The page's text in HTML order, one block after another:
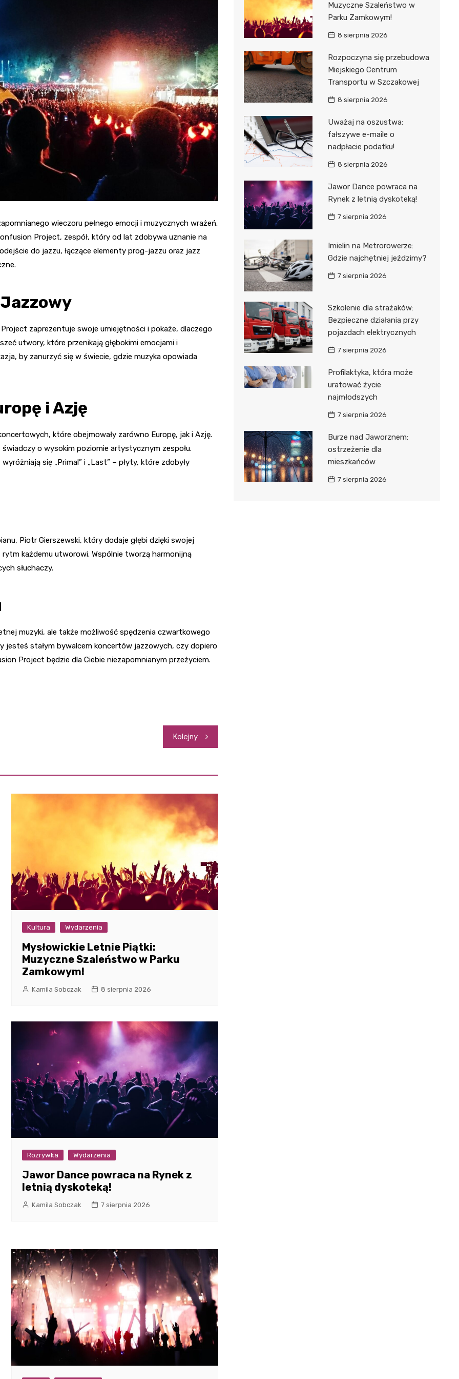
Serca Pana Jezusa
Kaplica św. Jana
Chrzciciela
Promenada nad Przemszą
Katowicach
wieczoru pełnego emocji i muzycznych wrażeń.
Project, zespół, który od lat zdobywa uznanie na
do jazzu, łączące elementy prog-jazzu oraz jazz
zaprezentuje swoje umiejętności i pokaże, dlaczego
utwory, które przenikają głębokimi emocjami i
by zanurzyć się w świecie, gdzie muzyka opowiada
i Azję
które obejmowały zarówno Europę, jak i Azję.
o wysokim poziomie artystycznym zespołu.
się „Primal” i „Last” – płyty, które zdobyły
Piotr Gierszewski, który dodaje głębi dzięki swojej
każdemu utworowi. Wspólnie tworzą harmonijną
słuchaczy.
muzyki, ale także możliwość spędzenia czwartkowego
stałym bywalcem koncertów jazzowych, czy dopiero
Project będzie dla Ciebie niezapomnianym przeżyciem.
Kolejny
Kultura Wydarzenia
Mysłowickie Letnie Piątki:
Muzyczne Szaleństwo w Parku
Zamkowym!
Kamila Sobczak 8 sierpnia 2026
Rozrywka Wydarzenia
Jawor Dance powraca na Rynek z
letnią dyskoteką!
Kamila Sobczak 7 sierpnia 2026
Muzyczne Szaleństwo w
Parku Zamkowym!
8 sierpnia 2026
Rozpoczyna się przebudowa
Miejskiego Centrum
Transportu w Szczakowej
8 sierpnia 2026
Uważaj na oszustwa:
fałszywe e-maile o
nadpłacie podatku!
8 sierpnia 2026
Jawor Dance powraca na
Rynek z letnią dyskoteką!
7 sierpnia 2026
Imielin na Metrorowerze:
Gdzie najchętniej jeździmy?
7 sierpnia 2026
Szkolenie dla strażaków:
Bezpieczne działania przy
pojazdach elektrycznych
7 sierpnia 2026
Profilaktyka, która może
uratować życie
najmłodszych
7 sierpnia 2026
Burze nad Jaworznem:
ostrzeżenie dla
mieszkańców
7 sierpnia 2026